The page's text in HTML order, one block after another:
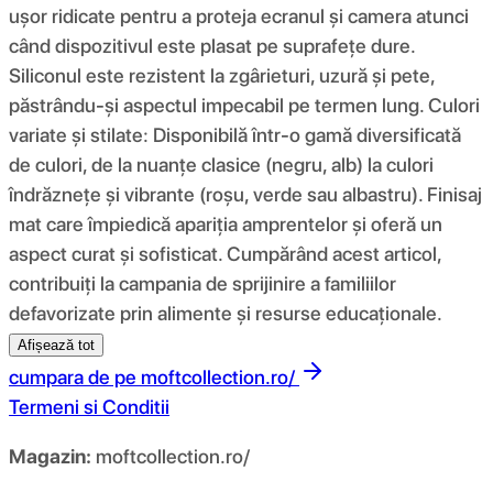
ușor ridicate pentru a proteja ecranul și camera atunci
când dispozitivul este plasat pe suprafețe dure.
Siliconul este rezistent la zgârieturi, uzură și pete,
păstrându-și aspectul impecabil pe termen lung. Culori
variate și stilate: Disponibilă într-o gamă diversificată
de culori, de la nuanțe clasice (negru, alb) la culori
îndrăznețe și vibrante (roșu, verde sau albastru). Finisaj
mat care împiedică apariția amprentelor și oferă un
aspect curat și sofisticat. Cumpărând acest articol,
contribuiți la campania de sprijinire a familiilor
defavorizate prin alimente și resurse educaționale.
Afișează tot
cumpara de pe moftcollection.ro/
Termeni si Conditii
Magazin: moftcollection.ro/